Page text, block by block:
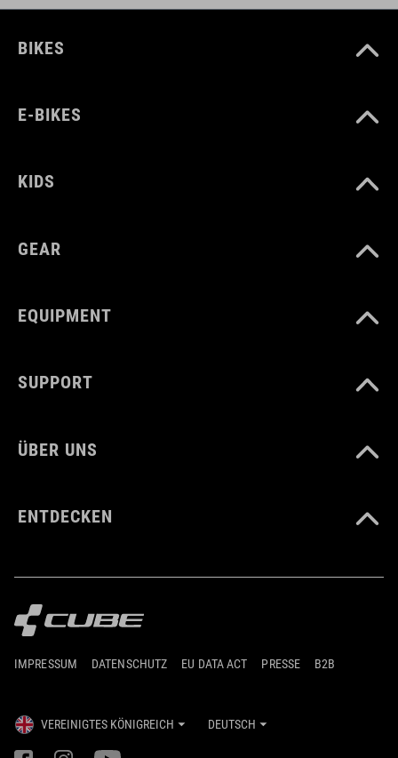
BIKES
E-BIKES
KIDS
GEAR
EQUIPMENT
SUPPORT
ÜBER UNS
ENTDECKEN
IMPRESSUM DATENSCHUTZ EU DATA ACT PRESSE B2B
VEREINIGTES KÖNIGREICH DEUTSCH